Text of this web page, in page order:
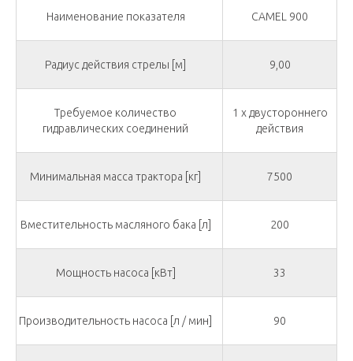
Наименование показателя CAMEL 900
Радиус действия стрелы [м] 9,00
Требуемое количество
гидравлических соединений
1 x двустороннего
действия
Минимальная масса трактора [кг] 7500
Вместительность масляного бака [л] 200
Мощность насоса [кВт] 33
Производительность насоса [л / мин] 90